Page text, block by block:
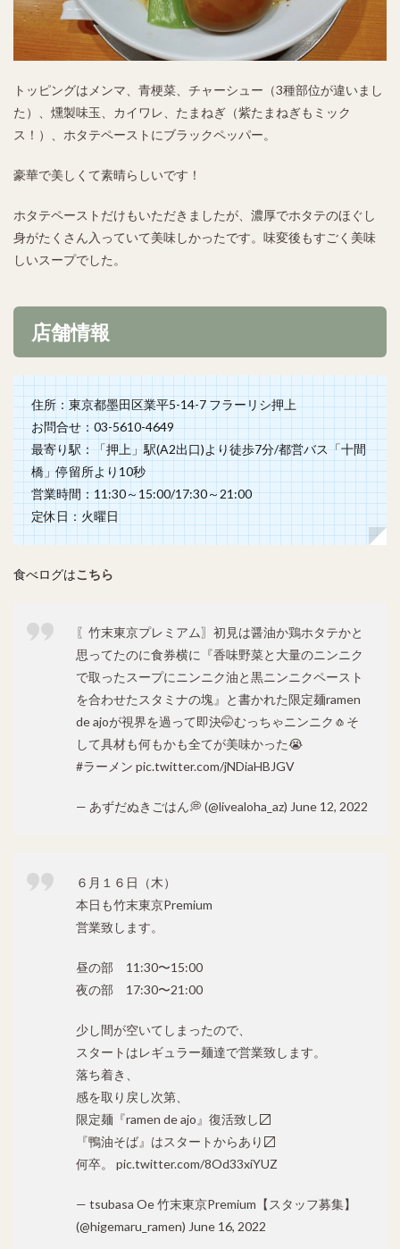
トッピングはメンマ、青梗菜、チャーシュー（3種部位が違いまし
た）、燻製味玉、カイワレ、たまねぎ（紫たまねぎもミック
ス！）、ホタテペーストにブラックペッパー。
豪華で美しくて素晴らしいです！
ホタテペーストだけもいただきましたが、濃厚でホタテのほぐし
身がたくさん入っていて美味しかったです。味変後もすごく美味
しいスープでした。
店舗情報
住所：東京都墨田区業平5-14-7 フラーリシ押上
お問合せ：03-5610-4649
最寄り駅：「押上」駅(A2出口)より徒歩7分/都営バス「十間
橋」停留所より10秒
営業時間：11:30～15:00/17:30～21:00
定休日：火曜日
食べログはこちら
〖竹末東京プレミアム〗初見は醤油か鶏ホタテかと
思ってたのに食券横に『香味野菜と大量のニンニク
で取ったスープにニンニク油と黒ニンニクペースト
を合わせたスタミナの塊』と書かれた限定麺ramen
de ajoが視界を過って即決🤭むっちゃニンニク🧄そ
して具材も何もかも全てが美味かった😭
#ラーメン pic.twitter.com/jNDiaHBJGV
— あずだぬきごはん💭 (@livealoha_az) June 12, 2022
６月１６日（木）
本日も竹末東京Premium
営業致します。
昼の部 11:30〜15:00
夜の部 17:30〜21:00
少し間が空いてしまったので、
スタートはレギュラー麺達で営業致します。
落ち着き、
感を取り戻し次第、
限定麺『ramen de ajo』復活致し〼
『鴨油そば』はスタートからあり〼
何卒。 pic.twitter.com/8Od33xiYUZ
— tsubasa Oe 竹末東京Premium【スタッフ募集】
(@higemaru_ramen) June 16, 2022